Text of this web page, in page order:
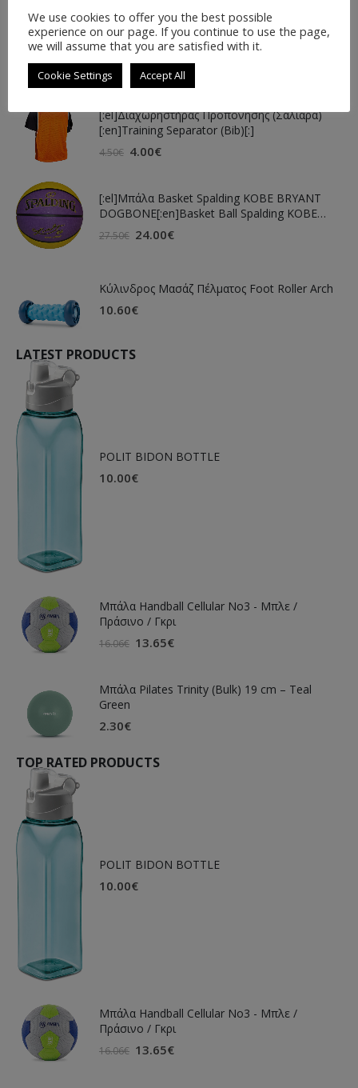
FEATURED PRODUCTS
BEST SELLING PRODUCTS
[:el]Διαχωρηστήρας Προπόνησης (Σαλιάρα)
[:en]Training Separator (Bib)[:]
4.50€ 4.00€
[:el]Μπάλα Basket Spalding KOBE BRYANT
DOGBONE[:en]Basket Ball Spalding KOBE
BRYANT DOGBONE[:]
27.50€ 24.00€
Κύλινδρος Μασάζ Πέλματος Foot Roller Arch
10.60€
LATEST PRODUCTS
POLIT BIDON BOTTLE
10.00€
Μπάλα Handball Cellular Νο3 - Μπλε /
Πράσινο / Γκρι
16.06€ 13.65€
Μπάλα Pilates Trinity (Bulk) 19 cm – Teal
Green
2.30€
TOP RATED PRODUCTS
POLIT BIDON BOTTLE
10.00€
Μπάλα Handball Cellular Νο3 - Μπλε /
Πράσινο / Γκρι
16.06€ 13.65€
We use cookies to offer you the best possible
experience on our page. If you continue to use the page,
we will assume that you are satisfied with it.
Cookie Settings Accept All